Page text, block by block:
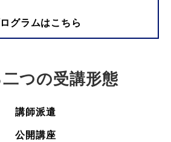
グラムはこちら
つの受講形態
講師派遣
公開講座